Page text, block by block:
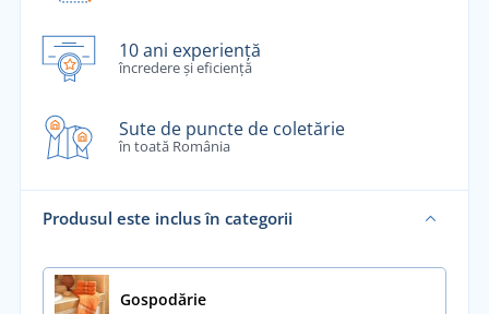
10 ani experiență
încredere și eficiență
Sute de puncte de coletărie
în toată România
Produsul este inclus în categorii
Gospodărie